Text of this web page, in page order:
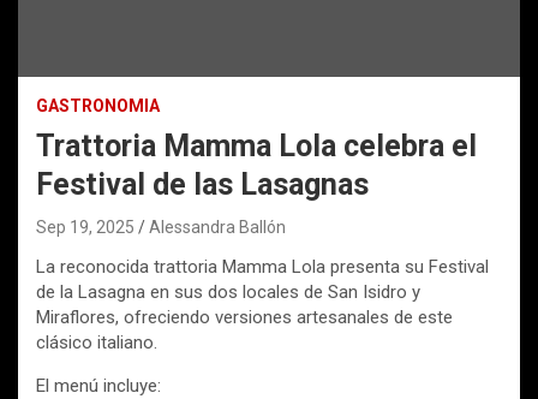
GASTRONOMIA
Trattoria Mamma Lola celebra el
Festival de las Lasagnas
Sep 19, 2025 Alessandra Ballón
La reconocida trattoria Mamma Lola presenta su Festival
de la Lasagna en sus dos locales de San Isidro y
Miraflores, ofreciendo versiones artesanales de este
clásico italiano.
El menú incluye: